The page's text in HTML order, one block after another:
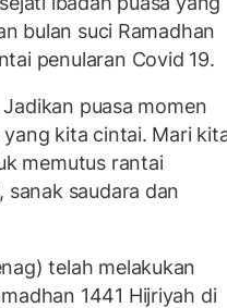
bulan suci Ramadhan
penularan Covid 19.
puasa momen
kita cintai. Mari
memutus rantai
sanak saudara dan
telah melakukan
1441 Hijriyah di